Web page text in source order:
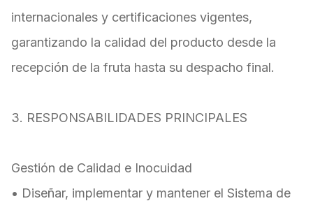
internacionales y certificaciones vigentes,
garantizando la calidad del producto desde la
recepción de la fruta hasta su despacho final.
3. RESPONSABILIDADES PRINCIPALES
Gestión de Calidad e Inocuidad
• Diseñar, implementar y mantener el Sistema de